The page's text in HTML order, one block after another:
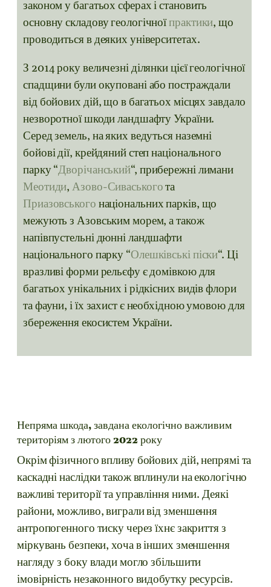
законом у багатьох сферах і становить
основну складову геологічноїпрактики, що
проводиться в деяких університетах.
З 2014 року величезні ділянки цієї геологічної
спадщини були окуповані або постраждали
від бойових дій, що в багатьох місцях завдало
незворотної шкоди ландшафту України.
Серед земель, на яких ведуться наземні
бойові дії, крейдяний степ національного
парку “Дворічанський“, прибережні лимани
Меотиди,Азово-Сиваського та
Приазовського національних парків, що
межують з Азовським морем, а також
напівпустельні дюнні ландшафти
національного парку “Олешківські піски“. Ці
вразливі форми рельєфу є домівкою для
багатьох унікальних і рідкісних видів флори
та фауни, і їх захист є необхідною умовою для
збереження екосистем України.
Непряма шкода, завдана екологічно важливим
територіям з лютого 2022 року
Окрім фізичного впливу бойових дій, непрямі та
каскадні наслідки також вплинули на екологічно
важливі території та управління ними. Деякі
райони, можливо, виграли від зменшення
антропогенного тиску через їхнє закриття з
міркувань безпеки, хоча в інших зменшення
нагляду з боку влади могло збільшити
імовірність незаконного видобутку ресурсів.